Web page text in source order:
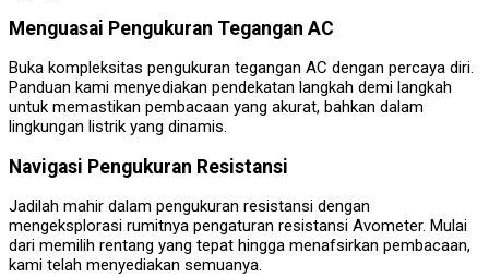
Menguasai Pengukuran Tegangan AC
Buka kompleksitas pengukuran tegangan AC dengan percaya diri.
Panduan kami menyediakan pendekatan langkah demi langkah
untuk memastikan pembacaan yang akurat, bahkan dalam
lingkungan listrik yang dinamis.
Navigasi Pengukuran Resistansi
Jadilah mahir dalam pengukuran resistansi dengan
mengeksplorasi rumitnya pengaturan resistansi Avometer. Mulai
dari memilih rentang yang tepat hingga menafsirkan pembacaan,
kami telah menyediakan semuanya.